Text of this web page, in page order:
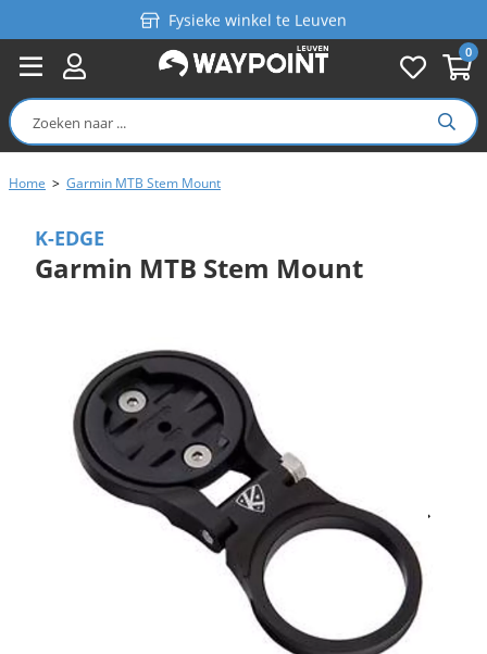
0
Fysieke winkel te Leuven
Persoonlijk advies
Gratis verzending in België vanaf €99
Home > Garmin MTB Stem Mount
K-EDGE
Garmin MTB Stem Mount